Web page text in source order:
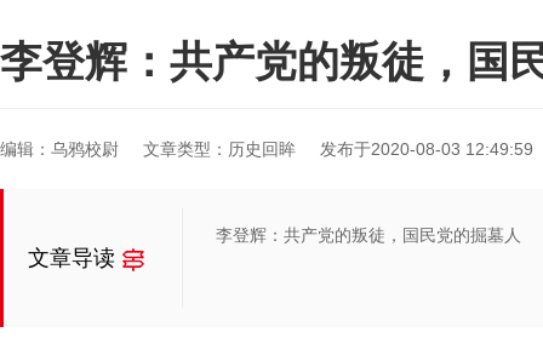
李登辉：共产党的叛徒，国
编辑：乌鸦校尉 文章类型：历史回眸 发布于2020-08-03 12:49:59
文章导读
李登辉：共产党的叛徒，国民党的掘墓人